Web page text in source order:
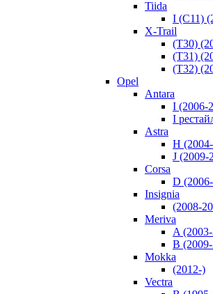
Tiida
I (C11)
X-Trail
(T30)
(T31)
(T32)
Opel
Antara
I (2006-
I
Astra
H
J (2009-
Corsa
D
Insignia
(2008-
Meriva
A
B
Mokka
(2012-)
Vectra